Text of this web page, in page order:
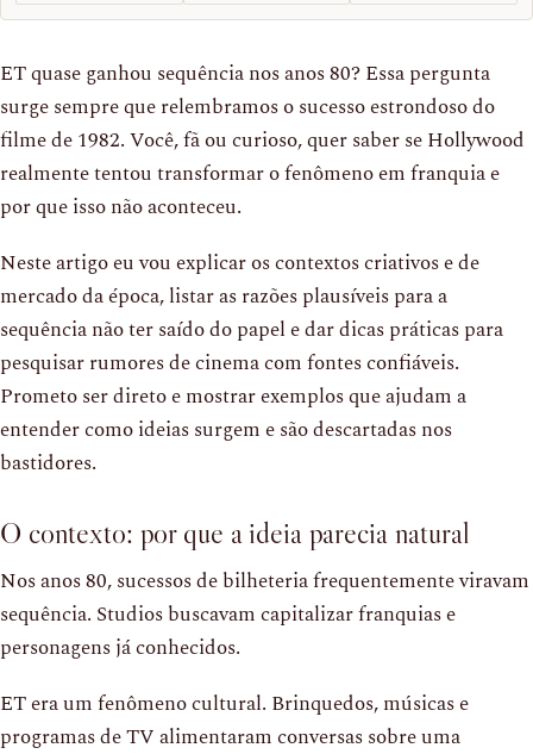
ET quase ganhou sequência nos anos 80? Essa pergunta
surge sempre que relembramos o sucesso estrondoso do
filme de 1982. Você, fã ou curioso, quer saber se Hollywood
realmente tentou transformar o fenômeno em franquia e
por que isso não aconteceu.
Neste artigo eu vou explicar os contextos criativos e de
mercado da época, listar as razões plausíveis para a
sequência não ter saído do papel e dar dicas práticas para
pesquisar rumores de cinema com fontes confiáveis.
Prometo ser direto e mostrar exemplos que ajudam a
entender como ideias surgem e são descartadas nos
bastidores.
O contexto: por que a ideia parecia natural
Nos anos 80, sucessos de bilheteria frequentemente viravam
sequência. Studios buscavam capitalizar franquias e
personagens já conhecidos.
ET era um fenômeno cultural. Brinquedos, músicas e
programas de TV alimentaram conversas sobre uma